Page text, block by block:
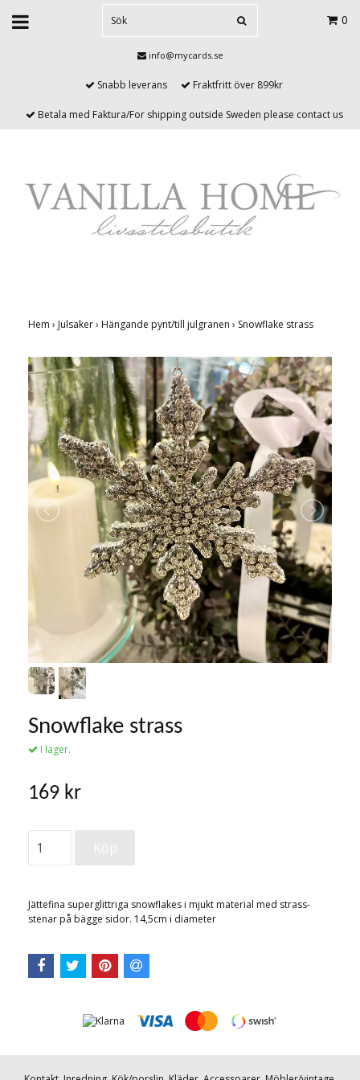
0
info@mycards.se
Snabb leverans Fraktfritt över 899kr
Betala med Faktura/For shipping outside Sweden please contact us
Hem › Julsaker› Hängande pynt/till julgranen › Snowflake strass
Snowflake strass
I lager.
169 kr
Jättefina superglittriga snowflakes i mjukt material med strass-
stenar på bägge sidor. 14,5cm i diameter